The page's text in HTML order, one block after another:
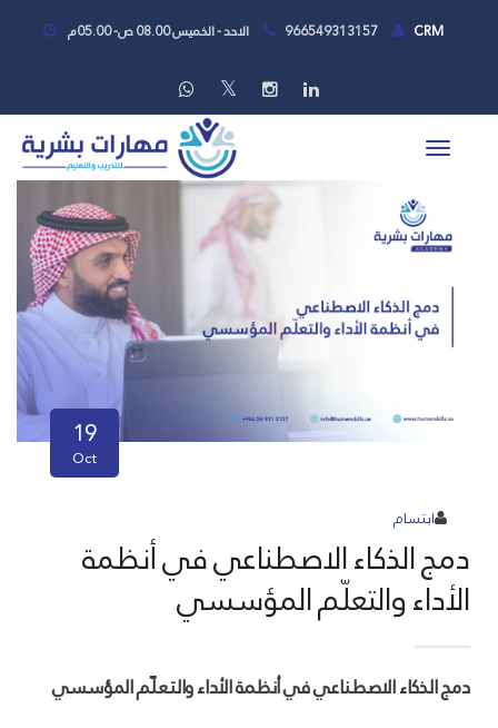
الاحد - الخميس 08.00 ص- 05.00م 966549313157 CRM
19
Oct
ابتسام
دمج الذكاء الاصطناعي في أنظمة
الأداء والتعلّم المؤسسي
دمج الذكاء الاصطناعي في أنظمة الأداء والتعلّم المؤسسي